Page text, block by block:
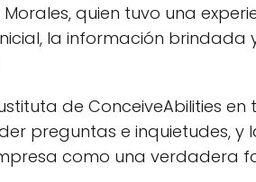
quien tuvo una
la información brindada
de ConceiveAbilities
preguntas e inquietudes, y
como una verdadera